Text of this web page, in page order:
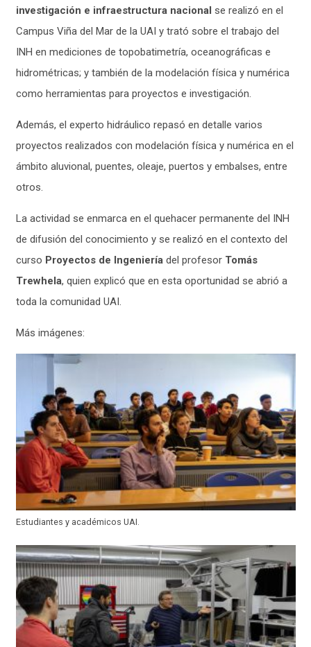
investigación e infraestructura nacional se realizó en el
Campus Viña del Mar de la UAI y trató sobre el trabajo del
INH en mediciones de topobatimetría, oceanográficas e
hidrométricas; y también de la modelación física y numérica
como herramientas para proyectos e investigación.
Además, el experto hidráulico repasó en detalle varios
proyectos realizados con modelación física y numérica en el
ámbito aluvional, puentes, oleaje, puertos y embalses, entre
otros.
La actividad se enmarca en el quehacer permanente del INH
de difusión del conocimiento y se realizó en el contexto del
curso Proyectos de Ingenieríadel profesor Tomás
Trewhela, quien explicó que en esta oportunidad se abrió a
toda la comunidad UAI.
Más imágenes:
Estudiantes y académicos UAI.